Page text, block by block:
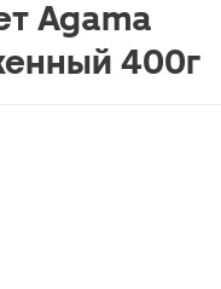
Agama
400г